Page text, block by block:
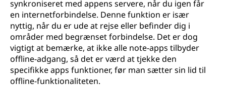
synkroniseret med appens servere, når du igen får
en internetforbindelse. Denne funktion er især
nyttig, når du er ude at rejse eller befinder dig i
områder med begrænset forbindelse. Det er dog
vigtigt at bemærke, at ikke alle note-apps tilbyder
offline-adgang, så det er værd at tjekke den
specifikke apps funktioner, før man sætter sin lid til
offline-funktionaliteten.